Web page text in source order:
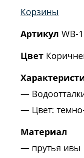
Корзины
Артикул WB-
Цвет
Цвет:
Материал
прутья ивы